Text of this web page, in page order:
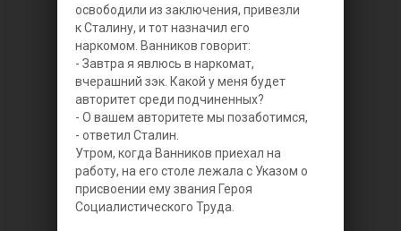
освободили из заключения, привезли
к Сталину, и тот назначил его
наркомом. Ванников говорит:
- Завтра я явлюсь в наркомат,
вчерашний зэк. Какой у меня будет
авторитет среди подчиненных?
- О вашем авторитете мы позаботимся,
- ответил Сталин.
Утром, когда Ванников приехал на
работу, на его столе лежала с Указом о
присвоении ему звания Героя
Социалистического Труда.